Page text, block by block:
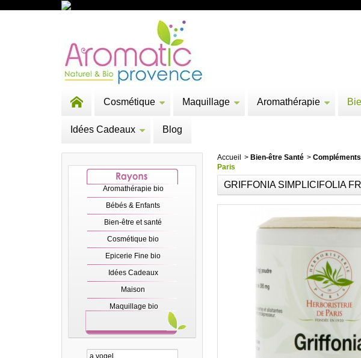
Cosmétique Maquillage Aromathérapie
Idées Cadeaux Blog
Aromathérapie bio
Bébés & Enfants
Bien-être et santé
Cosmétique bio
Epicerie Fine bio
Idées Cadeaux
Maison
Maquillage bio
Accueil > Bien-être Santé >
Paris
GRIFFONIA SIMPLICIFOLIA